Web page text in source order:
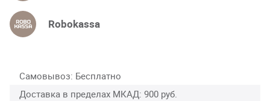
Robokassa
Самовывоз Бесплатно
Доставка в пределах МКАД 900 руб.